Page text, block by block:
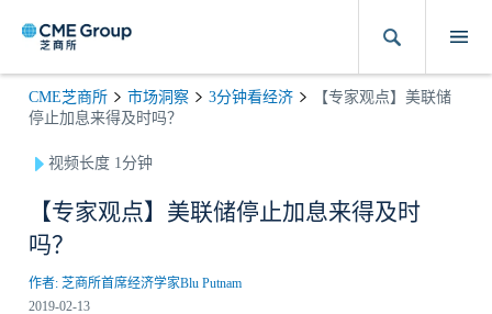
CME芝商所 市场洞察 3分钟看经济
【专家观点】美联储
停止加息来得及时吗？
视频长度 1分钟
【专家观点】美联储停止加息来得及时
吗？
作者: 芝商所首席经济学家Blu Putnam
2019-02-13